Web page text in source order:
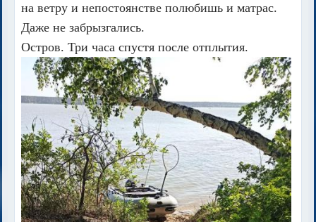
на ветру и непостоянстве полюбишь и матрас.
Даже не забрызгались.
Остров. Три часа спустя после отплытия.